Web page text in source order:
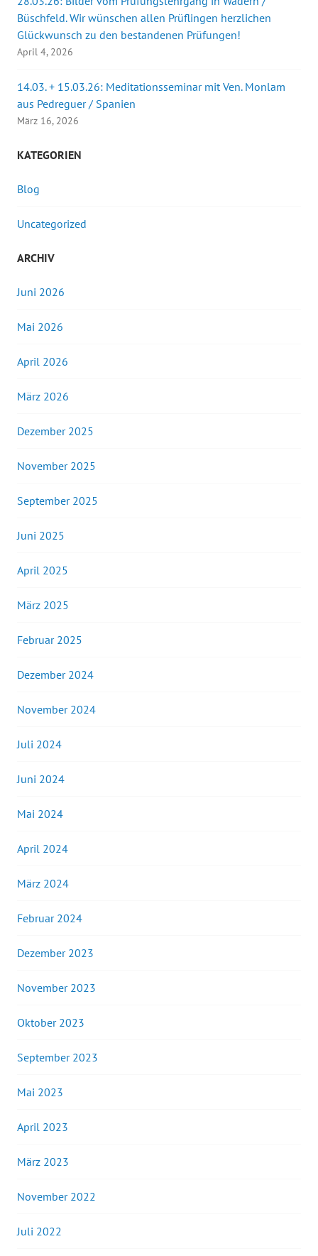
Büschfeld. Wir wünschen allen Prüflingen herzlichen
Glückwunsch zu den bestandenen Prüfungen!
April 4, 2026
14.03. + 15.03.26: Meditationsseminar mit Ven. Monlam
aus Pedreguer / Spanien
März 16, 2026
KATEGORIEN
Blog
Uncategorized
ARCHIV
Juni 2026
Mai 2026
April 2026
März 2026
Dezember 2025
November 2025
September 2025
Juni 2025
April 2025
März 2025
Februar 2025
Dezember 2024
November 2024
Juli 2024
Juni 2024
Mai 2024
April 2024
März 2024
Februar 2024
Dezember 2023
November 2023
Oktober 2023
September 2023
Mai 2023
April 2023
März 2023
November 2022
Juli 2022